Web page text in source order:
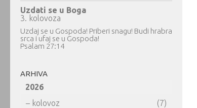
Uzdati se u Boga
3. kolovoza
Uzdaj se u Gospoda! Priberi snagu! Budi hrabra
srca i ufaj se u Gospoda!
Psalam 27:14
ARHIVA
2026
– kolovoz
(7)